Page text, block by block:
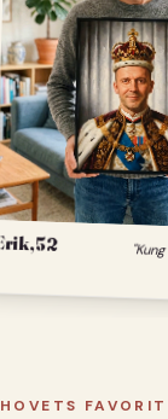
52
HOVETS